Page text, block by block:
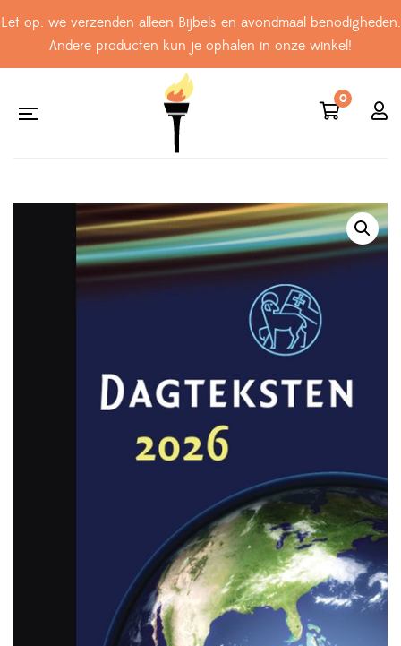
Let op: we verzenden alleen Bijbels en avondmaal benodigheden.
Andere producten kun je ophalen in onze winkel!
0